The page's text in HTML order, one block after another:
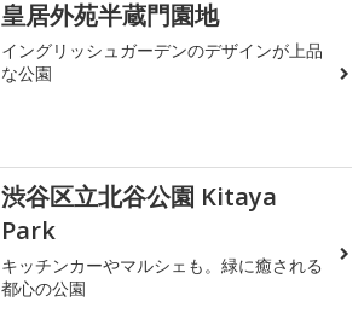
皇居外苑半蔵門園地
イングリッシュガーデンのデザインが上品
な公園
渋谷区立北谷公園 Kitaya
Park
キッチンカーやマルシェも。緑に癒される
都心の公園